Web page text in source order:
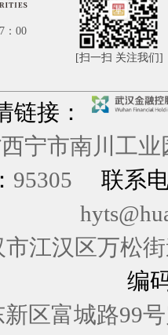
：00
[扫一扫 关注我们]
链接：
宁市南川工
95305
联系
市江汉区万松
编
东新区富